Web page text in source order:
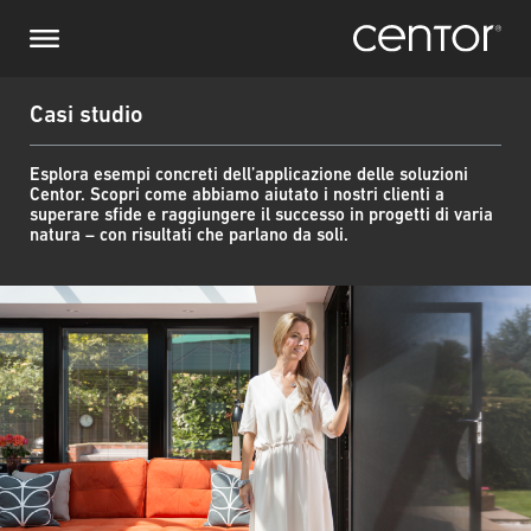
contenuto
Casi studio
Esplora esempi concreti dell’applicazione delle soluzioni
Centor. Scopri come abbiamo aiutato i nostri clienti a
superare sfide e raggiungere il successo in progetti di varia
natura – con risultati che parlano da soli.
Immagine
Richiesta di informazioni
Email
Paese
Codice postale
Voi siete il